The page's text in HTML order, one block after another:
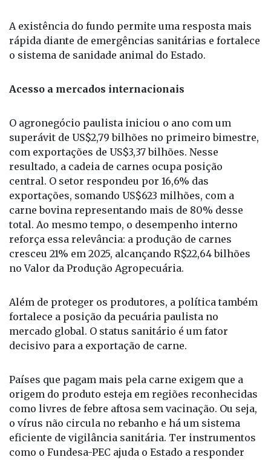
A existência do fundo permite uma resposta mais
rápida diante de emergências sanitárias e fortalece
o sistema de sanidade animal do Estado.
Acesso a mercados internacionais
O agronegócio paulista iniciou o ano com um
superávit de US$2,79 bilhões no primeiro bimestre,
com exportações de US$3,37 bilhões. Nesse
resultado, a cadeia de carnes ocupa posição
central. O setor respondeu por 16,6% das
exportações, somando US$623 milhões, com a
carne bovina representando mais de 80% desse
total. Ao mesmo tempo, o desempenho interno
reforça essa relevância: a produção de carnes
cresceu 21% em 2025, alcançando R$22,64 bilhões
no Valor da Produção Agropecuária.
Além de proteger os produtores, a política também
fortalece a posição da pecuária paulista no
mercado global. O status sanitário é um fator
decisivo para a exportação de carne.
Países que pagam mais pela carne exigem que a
origem do produto esteja em regiões reconhecidas
como livres de febre aftosa sem vacinação. Ou seja,
o vírus não circula no rebanho e há um sistema
eficiente de vigilância sanitária. Ter instrumentos
como o Fundesa-PEC ajuda o Estado a responder